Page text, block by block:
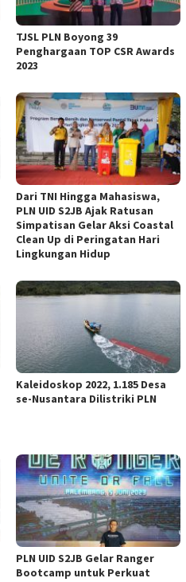
TJSL PLN Boyong 39
Penghargaan TOP CSR Awards
2023
Dari TNI Hingga Mahasiswa,
PLN UID S2JB Ajak Ratusan
Simpatisan Gelar Aksi Coastal
Clean Up di Peringatan Hari
Lingkungan Hidup
Kaleidoskop 2022, 1.185 Desa
se-Nusantara Dilistriki PLN
PLN UID S2JB Gelar Ranger
Bootcamp untuk Perkuat